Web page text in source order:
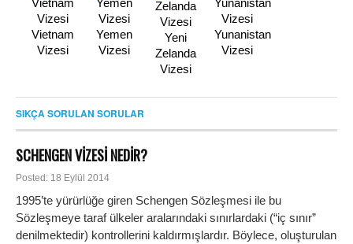
Vietnam
Vizesi
Yemen
Vizesi
Yeni
Zelanda
Vizesi
Yunanistan
Vizesi
SIKÇA SORULAN SORULAR
SCHENGEN VİZESİ NEDİR?
Posted: 18 Eylül 2014
1995’te yürürlüğe giren Schengen Sözleşmesi ile bu
Sözleşmeye taraf ülkeler aralarındaki sınırlardaki (“iç sınır”
denilmektedir) kontrollerini kaldırmışlardır. Böylece, oluşturulan